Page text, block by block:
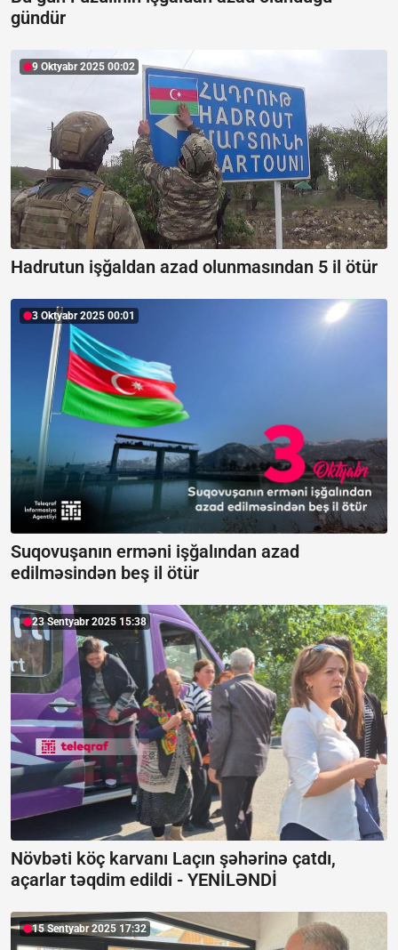
gündür
9 Oktyabr 2025 00:02
Hadrutun işğaldan azad olunmasından 5 il ötür
3 Oktyabr 2025 00:01
Suqovuşanın erməni işğalından azad
edilməsindən beş il ötür
23 Sentyabr 2025 15:38
Növbəti köç karvanı Laçın şəhərinə çatdı,
açarlar təqdim edildi - YENİLƏNDİ
15 Sentyabr 2025 17:32